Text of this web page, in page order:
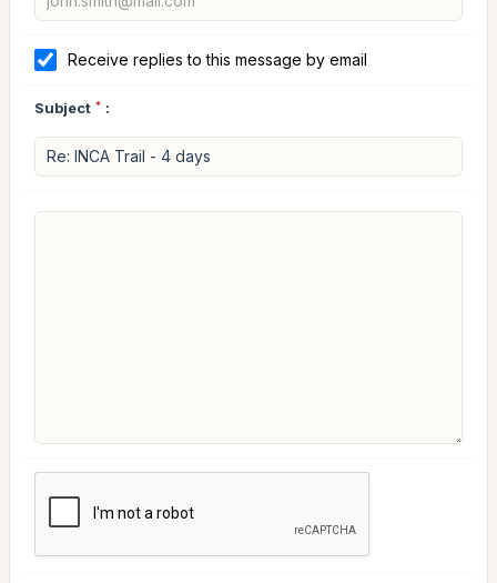
Receive replies to this message by email
Subject * :